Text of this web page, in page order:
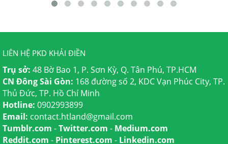
LIÊN HỆ PKD KHẢI ĐIỀN
Trụ sở: 48 Bờ Bao 1, P. Sơn Kỳ, Q. Tân Phú, TP.HCM
CN Đông Sài Gòn: 168 đường số 2, KDC Vạn Phúc City, TP.
Thủ Đức, TP. Hồ Chí Minh
Hotline: 0902993899
Email: contact.htland@gmail.com
Tumblr.com -Twitter.com - Medium.com
Reddit.com - Pinterest.com - Linkedin.com